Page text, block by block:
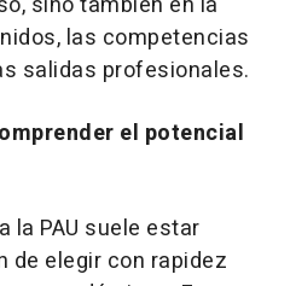
las competencias
salidas profesionales.
el potencial
la PAU suele estar
de elegir con rapidez